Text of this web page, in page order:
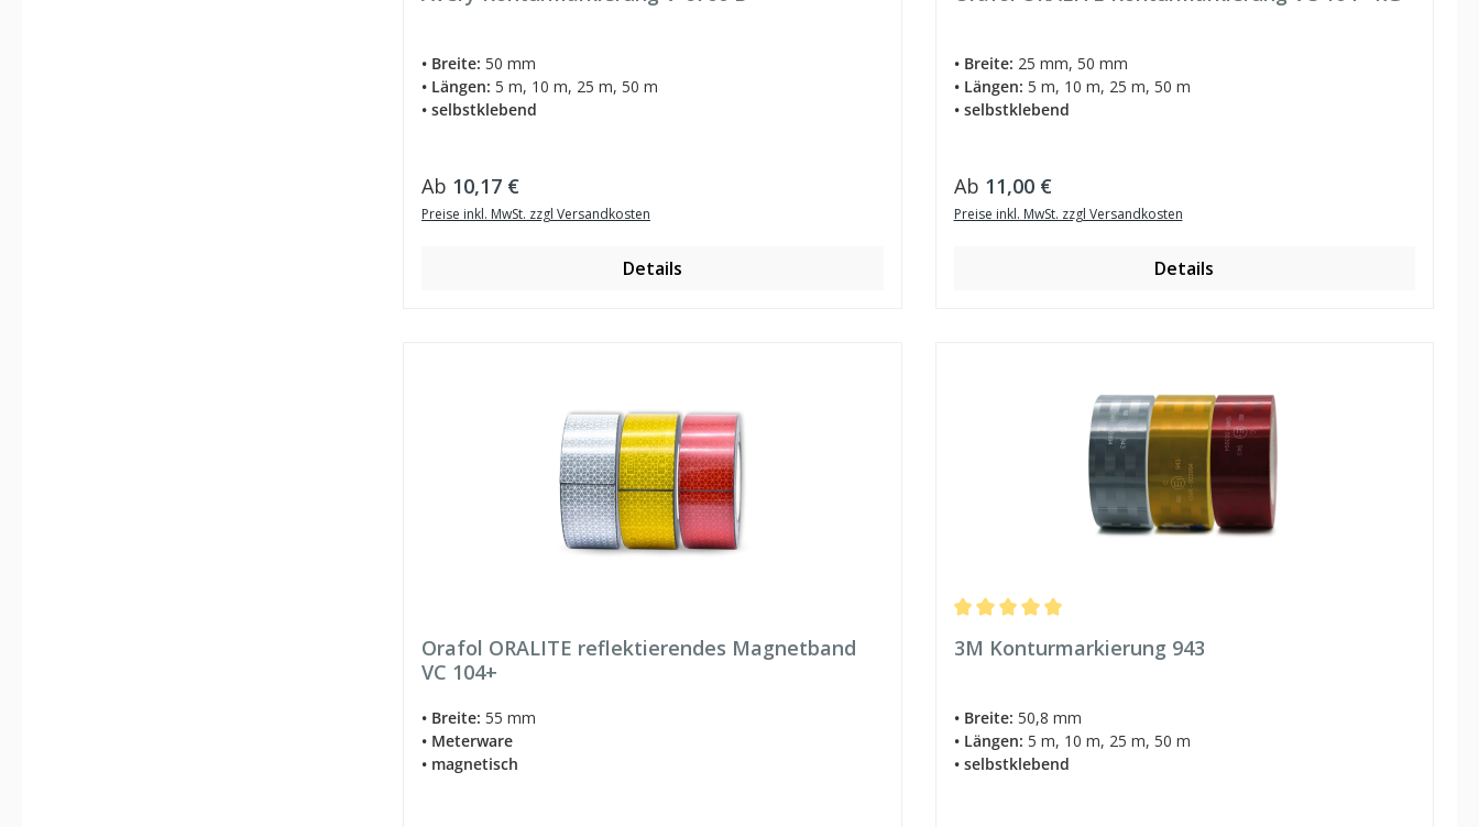
• Breite: 50 mm
• Längen: 5 m, 10 m, 25 m, 50 m
• selbstklebend
Regulärer Preis:
Ab 10,17 €
Preise inkl. MwSt. zzgl Versandkosten
Details
• Breite: 25 mm, 50 mm
• Längen: 5 m, 10 m, 25 m, 50 m
• selbstklebend
Regulärer Preis:
Ab 11,00 €
Preise inkl. MwSt. zzgl Versandkosten
Details
Orafol ORALITE reflektierendes Magnetband
VC 104+
• Breite: 55 mm
• Meterware
• magnetisch
3M Konturmarkierung 943
• Breite: 50,8 mm
• Längen: 5 m, 10 m, 25 m, 50 m
• selbstklebend